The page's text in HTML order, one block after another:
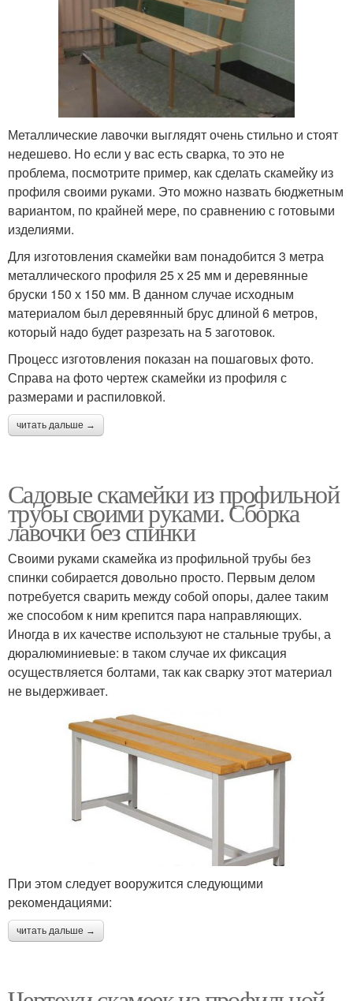
Металлические лавочки выглядят очень стильно и стоят
недешево. Но если у вас есть сварка, то это не
проблема, посмотрите пример, как сделать скамейку из
профиля своими руками. Это можно назвать бюджетным
вариантом, по крайней мере, по сравнению с готовыми
изделиями.
Для изготовления скамейки вам понадобится 3 метра
металлического профиля 25 х 25 мм и деревянные
бруски 150 х 150 мм. В данном случае исходным
материалом был деревянный брус длиной 6 метров,
который надо будет разрезать на 5 заготовок.
Процесс изготовления показан на пошаговых фото.
Справа на фото чертеж скамейки из профиля с
размерами и распиловкой.
читать дальше →
Садовые скамейки из профильной
трубы своими руками. Сборка
лавочки без спинки
Своими руками скамейка из профильной трубы без
спинки собирается довольно просто. Первым делом
потребуется сварить между собой опоры, далее таким
же способом к ним крепится пара направляющих.
Иногда в их качестве используют не стальные трубы, а
дюралюминиевые: в таком случае их фиксация
осуществляется болтами, так как сварку этот материал
не выдерживает.
При этом следует вооружится следующими
рекомендациями:
читать дальше →